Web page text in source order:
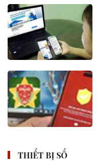
THIẾT BỊ SỐ